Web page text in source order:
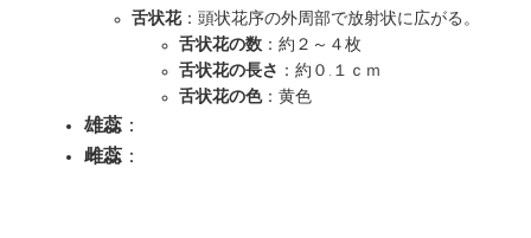
舌状花：頭状花序の外周部で放射状に広がる。
舌状花の数 ：約２～４枚
舌状花の長さ ：約０.１ｃｍ
舌状花の色：黄色
雄蕊 ：
雌蕊 ：